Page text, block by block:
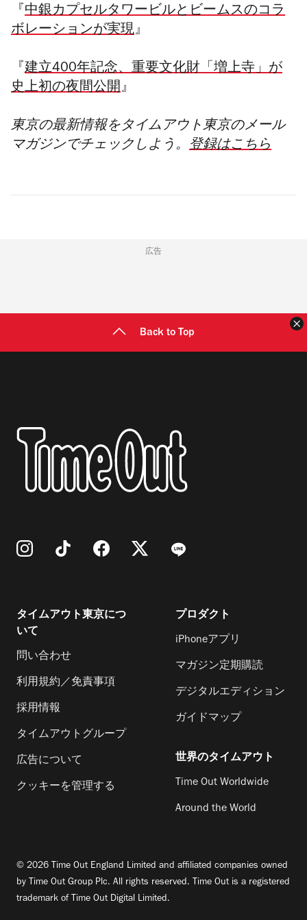
『 中銀カプセルタワービルとビームスのコラ
ボレーションが実現』
『 建立400年記念、重要文化財「増上寺」が
史上初の夜間公開』
東京の最新情報をタイムアウト東京のメール
マガジンでチェックし よう。 登録はこちら
広告
Back to Top
タイムアウト東京につ
いて
問い合わせ
利用規約／免責事項
採用情報
タイムアウトグループ
広告について
クッキーを管理する
プロダクト
iPhoneアプリ
マガジン定期購読
デジタルエディション
ガイドマップ
世界のタイムアウト
Time Out Worldwide
Around the World
© 2026 Time Out England Limited and affiliated companies owned
by Time Out Group Plc. All rights reserved. Time Out is a registered
trademark of Time Out Digital Limited.